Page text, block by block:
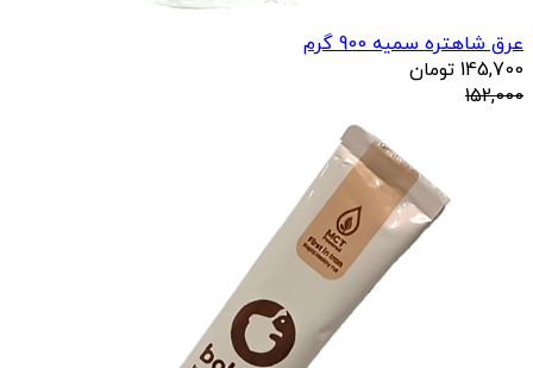
عرق شاهتره سمیه 900 گرم
145,700 تومان
152,000